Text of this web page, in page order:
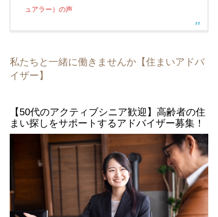
ュアラー）の声
私たちと一緒に働きませんか【住まいアドバ
イザー】
【50代のアクティブシニア歓迎】高齢者の住
まい探しをサポートするアドバイザー募集！